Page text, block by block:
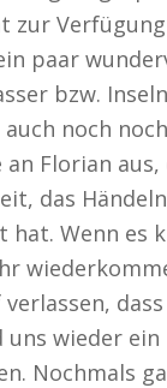
zur
paar
bzw.
noch
an Florian
das
hat. Wenn es
verlassen,
uns wieder
Nochmals